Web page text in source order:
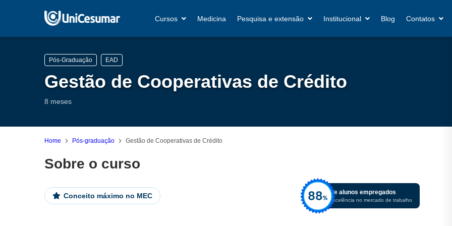
Cursos Medicina Pesquisa e extensão Institucional Blog Contatos
Pós-Graduação EAD
Gestão de Cooperativas de Crédito
8 meses
Home Pós-graduação Gestão de Cooperativas de Crédito
Sobre o curso
Conceito máximo no MEC De alunos empregados
Excelência no mercado de trabalho